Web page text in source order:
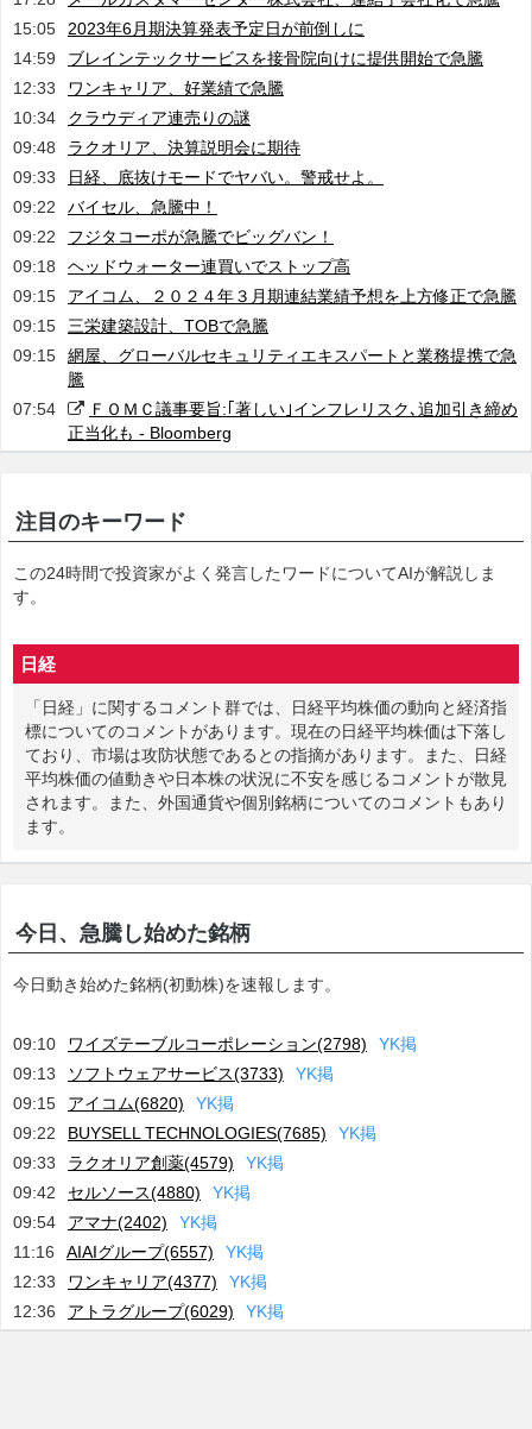
15:05
2023年6月期決算発表予定日が前倒しに
14:59
ブレインテックサービスを接骨院向けに提供開始で急騰
12:33
ワンキャリア、好業績で急騰
10:34
クラウディア連売りの謎
09:48
ラクオリア、決算説明会に期待
09:33
日経、底抜けモードでヤバい。警戒せよ。
09:22
バイセル、急騰中！
09:22
フジタコーポが急騰でビッグバン！
09:18
ヘッドウォーター連買いでストップ高
09:15
アイコム、２０２４年３月期連結業績予想を上方修正で急騰
09:15
三栄建築設計、TOBで急騰
09:15
網屋、グローバルセキュリティエキスパートと業務提携で急
騰
07:54
ＦＯＭＣ議事要旨:｢著しい｣インフレリスク､追加引き締め
正当化も - Bloomberg
注目のキーワード
この24時間で投資家がよく発言したワードについてAIが解説しま
す。
日経
「日経」に関するコメント群では、日経平均株価の動向と経済指
標についてのコメントがあります。現在の日経平均株価は下落し
ており、市場は攻防状態であるとの指摘があります。また、日経
平均株価の値動きや日本株の状況に不安を感じるコメントが散見
されます。また、外国通貨や個別銘柄についてのコメントもあり
ます。
今日、急騰し始めた銘柄
今日動き始めた銘柄(初動株)を速報します。
09:10 ワイズテーブルコーポレーション(2798) YK掲
09:13
ソフトウェアサービス(3733) YK掲
09:15
アイコム(6820) YK掲
09:22
BUYSELL TECHNOLOGIES(7685) YK掲
09:33
ラクオリア創薬(4579) YK掲
09:42
セルソース(4880) YK掲
09:54
アマナ(2402) YK掲
11:16
AIAIグループ(6557) YK掲
12:33
ワンキャリア(4377) YK掲
12:36
アトラグループ(6029) YK掲